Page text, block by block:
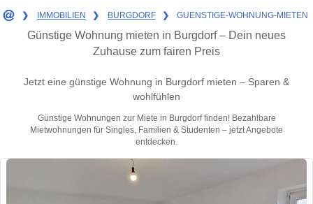
❯ IMMOBILIEN ❯ BURGDORF ❯ GUENSTIGE-WOHNUNG-MIETEN
Günstige Wohnung mieten in Burgdorf – Dein neues
Zuhause zum fairen Preis
Jetzt eine günstige Wohnung in Burgdorf mieten – Sparen &
wohlfühlen
Günstige Wohnungen zur Miete in Burgdorf finden! Bezahlbare
Mietwohnungen für Singles, Familien & Studenten – jetzt Angebote
entdecken.